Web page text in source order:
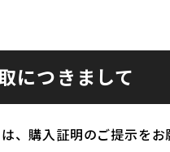
につきまして
購入証明のご提示をお